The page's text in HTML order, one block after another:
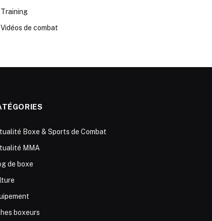
Training
Vidéos de combat
Boxe & Sports de Combat
MMA
de boxe
boxeurs